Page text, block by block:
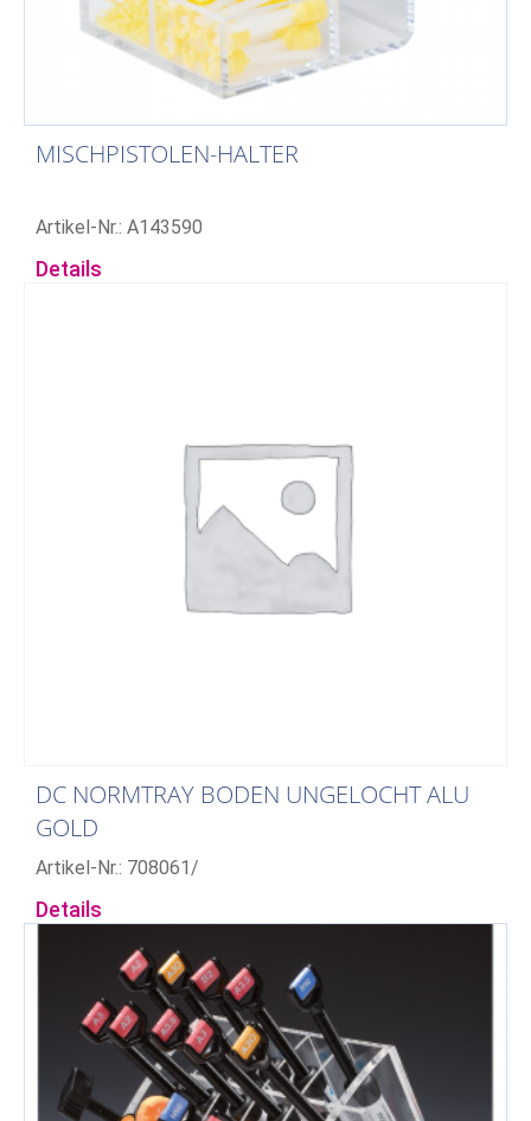
MISCHPISTOLEN-HALTER
Artikel-Nr.: A143590
Details
DC NORMTRAY BODEN UNGELOCHT ALU
GOLD
Artikel-Nr.: 708061/
Details